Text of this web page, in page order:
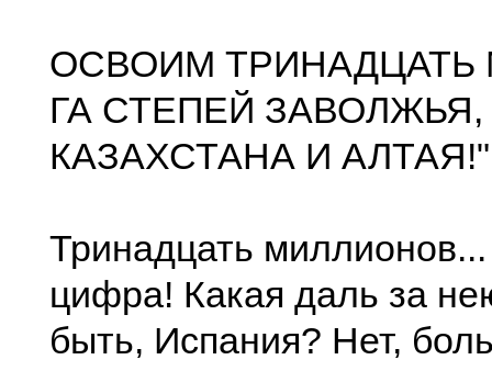
ОСВОИМ
ГА СТЕПЕЙ ЗАВОЛЖЬЯ,
КАЗАХСТАНА И АЛТАЯ!"
Тринадцать
цифра! Какая даль за
быть, Испания? Нет,